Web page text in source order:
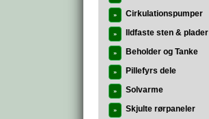
» Cirkulationspumper
» Ildfaste sten & plader
» Beholder og Tanke
» Pillefyrs dele
» Solvarme
» Skjulte rørpaneler